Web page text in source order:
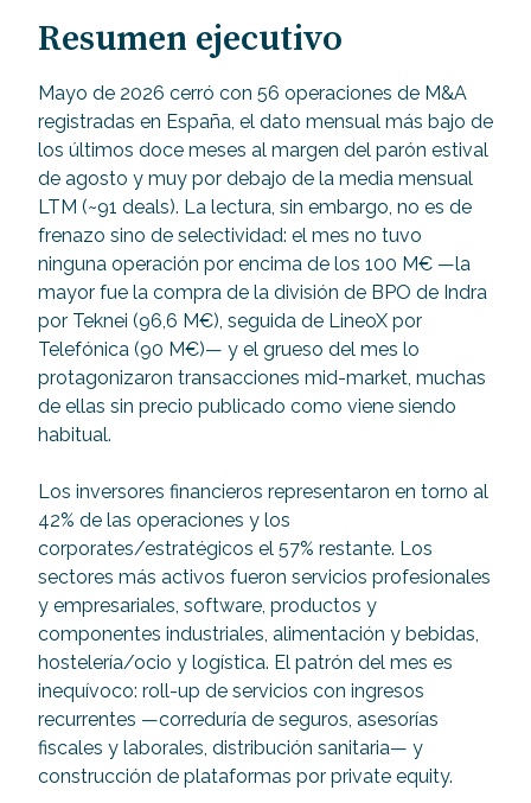
Resumen ejecutivo
Mayo de 2026 cerró con 56 operaciones de M&A
registradas en España, el dato mensual más bajo de
los últimos doce meses al margen del parón estival
de agosto y muy por debajo de la media mensual
LTM (~91 deals). La lectura, sin embargo, no es de
frenazo sino de selectividad: el mes no tuvo
ninguna operación por encima de los 100 M€ —la
mayor fue la compra de la división de BPO de Indra
por Teknei (96,6 M€), seguida de LineoX por
Telefónica (90 M€)— y el grueso del mes lo
protagonizaron transacciones mid-market, muchas
de ellas sin precio publicado como viene siendo
habitual.
Los inversores financieros representaron en torno al
42% de las operaciones y los
corporates/estratégicos el 57% restante. Los
sectores más activos fueron servicios profesionales
y empresariales, software, productos y
componentes industriales, alimentación y bebidas,
hostelería/ocio y logística. El patrón del mes es
inequívoco: roll-up de servicios con ingresos
recurrentes —correduría de seguros, asesorías
fiscales y laborales, distribución sanitaria— y
construcción de plataformas por private equity.